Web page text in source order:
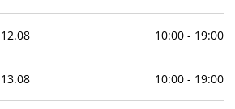
12.08 10:00- 19:00
13.08 10:00- 19:00